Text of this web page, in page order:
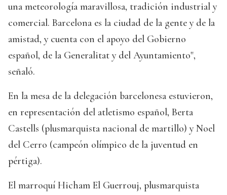
una meteorología maravillosa, tradición industrial y
comercial. Barcelona es la ciudad de la gente y de la
amistad, y cuenta con el apoyo del Gobierno
español, de la Generalitat y del Ayuntamiento",
señaló.
En la mesa de la delegación barcelonesa estuvieron,
en representación del atletismo español, Berta
Castells (plusmarquista nacional de martillo) y Noel
del Cerro (campeón olímpico de la juventud en
pértiga).
El marroquí Hicham El Guerrouj, plusmarquista